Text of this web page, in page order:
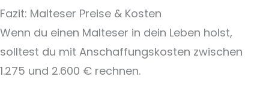
Fazit: Malteser Preise & Kosten
Wenn du einen Malteser in dein Leben holst,
solltest du mit Anschaffungskosten zwischen
1.275 und 2.600 € rechnen.